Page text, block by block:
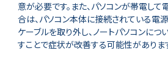
意が必要です。また、パソコンが帯電し
合は、パソコン本体に接続されている電
ケーブルを取り外し、ノートパソコンにつ
すことで症状が改善する可能性がありま